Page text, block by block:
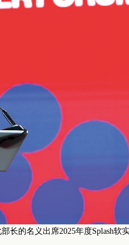
长的名义出席2025年度Splash软